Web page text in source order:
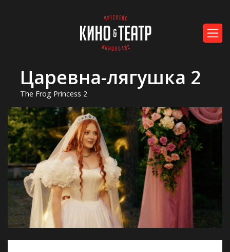
Царевна-лягушка 2
The Frog Princess 2